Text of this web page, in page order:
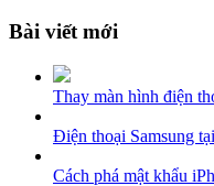
Bài viết mới
Thay màn hình điện
Điện thoại Samsung
Cách phá mật khẩu